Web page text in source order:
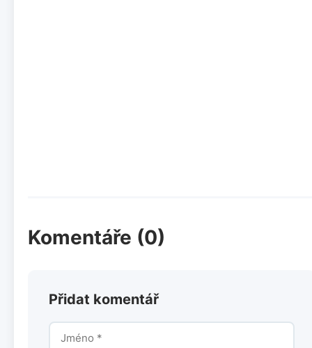
Komentáře (0)
Přidat komentář